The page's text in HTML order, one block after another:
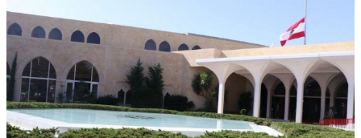
ثقافة ومجتمع
وليد جنبلاط
ابحث